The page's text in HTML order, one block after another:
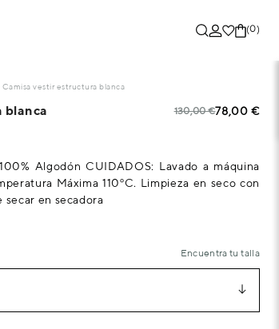
(0)
Camisa vestir estructura blanca
blanca 130,00 €78,00 €
Algodón CUIDADOS: Lavado a máquina
Máxima 110ºC. Limpieza en seco con
en secadora
Encuentra tu talla